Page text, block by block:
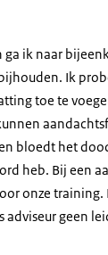
ik naar
Ik
toe te
bloedt het
heb. Bij een
onze
geen